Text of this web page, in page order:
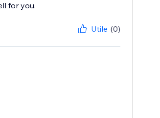
for you.
Utile (0)